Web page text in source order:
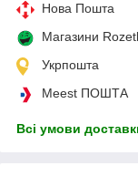
Нова Пошта
Магазини
Укрпошта
Meest ПОШТА
Всі умови